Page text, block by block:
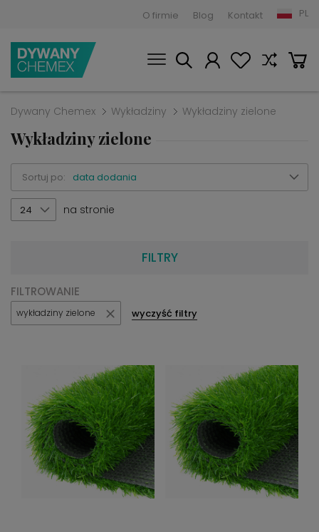
O firmie Blog Kontakt PL
Dywany Chemex Wykładziny Wykładziny zielone
Wykładziny zielone
Sortuj po: data dodania
24 na stronie
FILTRY
FILTROWANIE
wykładziny zielone wyczyść filtry